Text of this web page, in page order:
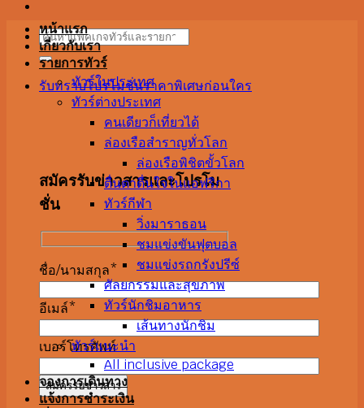
Search
for:
รับทราบโปรโมชั่นราคาพิเศษก่อนใคร
สมัครรับข่าวสารและโปรโม
ชั่น
ชื่อ/นามสกุล*
อีเมล์*
เบอร์โทรศัพท์
หน้าแรก
เกี่ยวกับเรา
รายการทัวร์
ทัวร์ในประเทศ
ทัวร์ต่างประเทศ
คนเดียวก็เที่ยวได้
ล่องเรือสำราญทั่วโลก
ล่องเรือพิชิตขั้วโลก
ตื่นตาตื่นใจในแอฟริกา
ทัวร์กีฬา
วิ่งมาราธอน
ชมแข่งขันฟุตบอล
ชมแข่งรถกรังปรีซ์
ศัลยกรรมและสุขภาพ
ทัวร์นักชิมอาหาร
เส้นทางนักชิม
ทัวร์แนะนำ
All inclusive package
จองการเดินทาง
แจ้งการชำระเงิน